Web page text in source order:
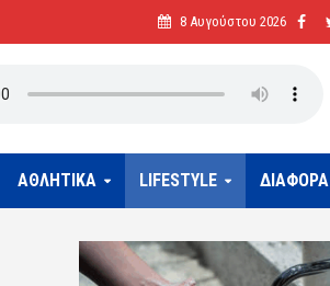
8 Αυγούστου 2026
ΑΘΛΗΤΙΚΑ LIFESTYLE ΔΙΑΦΟΡΑ